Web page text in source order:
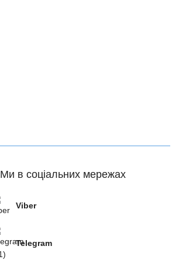
Ми в соціальних мережах
Viber
Telegram